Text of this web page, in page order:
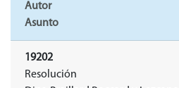
Autor
Asunto
19202
Resolución